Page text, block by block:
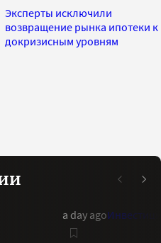
Эксперты исключили
возвращение рынка ипотеки к
докризисным уровням
a day ago